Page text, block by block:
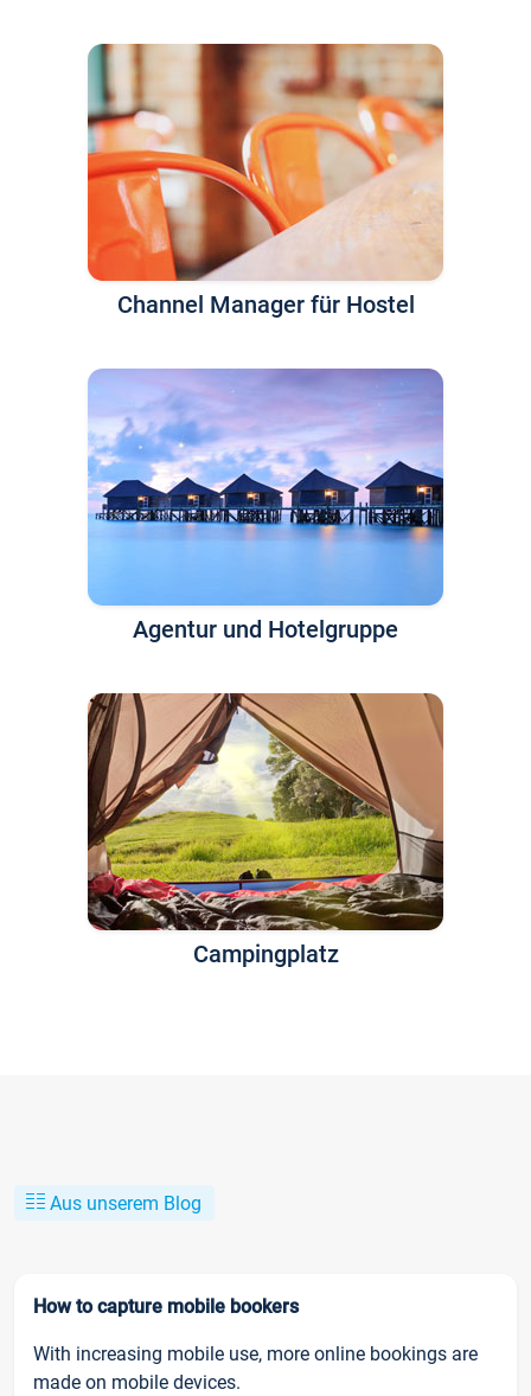
Channel Manager für Hostel
Agentur und Hotelgruppe
Campingplatz
Aus unserem Blog
How to capture mobile bookers
With increasing mobile use, more online bookings are
made on mobile devices.